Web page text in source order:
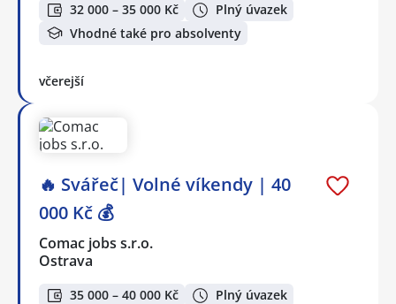
32 000 – 35 000 Kč
Plný úvazek
Vhodné také pro absolventy
včerejší
🔥 Svářeč| Volné víkendy | 40
000 Kč 💰
Comac jobs s.r.o.
Ostrava
35 000 – 40 000 Kč Plný úvazek